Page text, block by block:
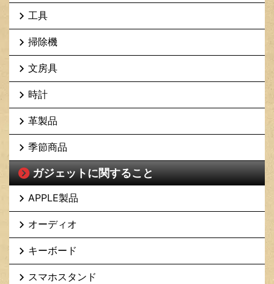
工具
掃除機
文房具
時計
革製品
季節商品
ガジェットに関すること
APPLE製品
オーディオ
キーボード
スマホスタンド